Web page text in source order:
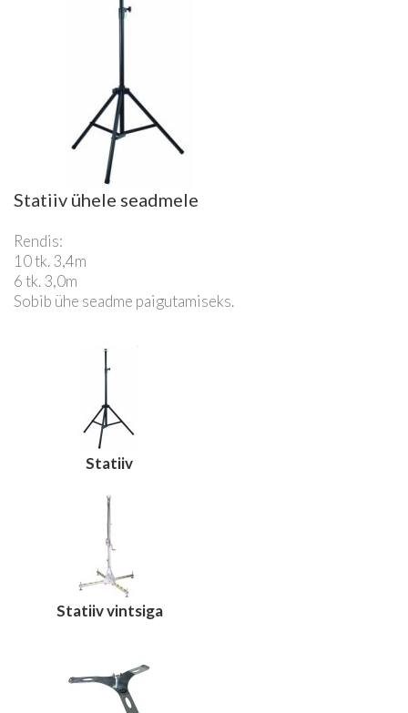
Statiiv ühele seadmele
Rendis:
10 tk. 3,4m
6 tk. 3,0m
Sobib ühe seadme paigutamiseks.
Statiiv
Statiiv vintsiga